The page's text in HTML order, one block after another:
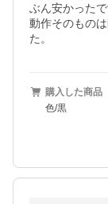
ぶん安かったで
動作そのもの
た。
購入した商品
色/黒